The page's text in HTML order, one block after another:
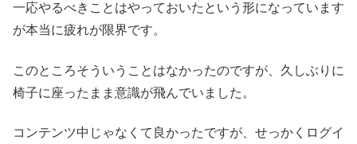
一応やるべきことはやっておいたという形になっています
が本当に疲れが限界です。
このところそういうことはなかったのですが、久しぶりに
椅子に座ったまま意識が飛んでいました。
コンテンツ中じゃなくて良かったですが、せっかくログイ